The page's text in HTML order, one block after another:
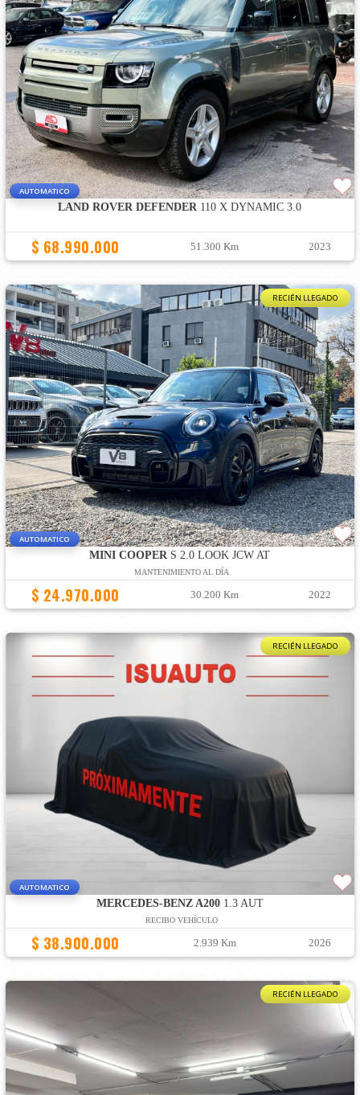
AUTOMATICO
LAND ROVER DEFENDER110 X DYNAMIC 3.0
$ 68.990.000 51.300 Km 2023
RECIÉN LLEGADO
AUTOMATICO
MINI COOPER S 2.0 LOOK JCW AT
MANTENIMIENTO AL DÍA
$ 24.970.000 30.200 Km 2022
RECIÉN LLEGADO
AUTOMATICO
MERCEDES-BENZ A2001.3 AUT
RECIBO VEHÍCULO
$ 38.900.000 2.939 Km 2026
RECIÉN LLEGADO